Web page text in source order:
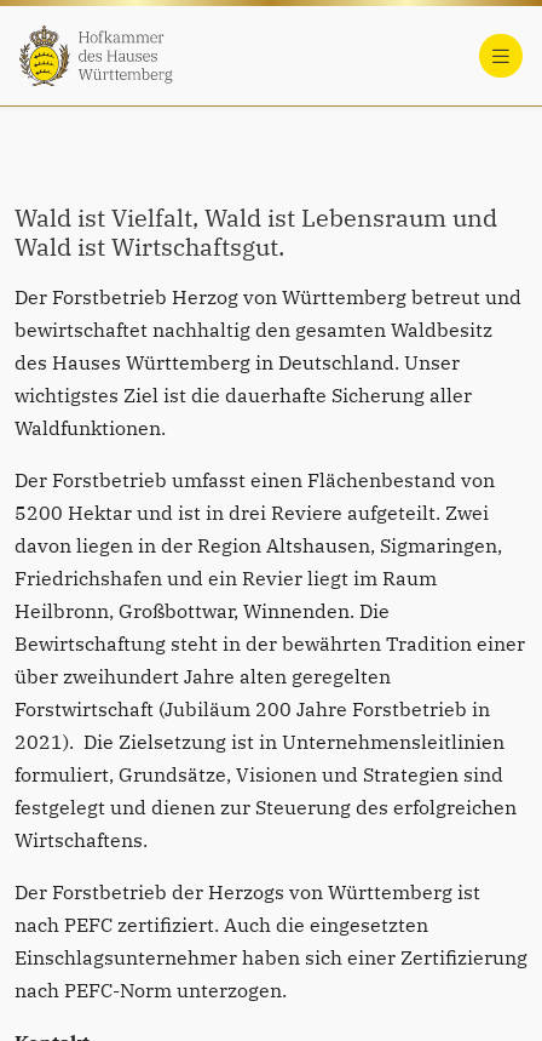
Forstbetrieb Herzog von
Wald ist Vielfalt, Wald ist Lebensraum und
Wald ist Wirtschaftsgut.
Der Forstbetrieb Herzog von Württemberg betreut und
bewirtschaftet nachhaltig den gesamten Waldbesitz
des Hauses Württemberg in Deutschland. Unser
wichtigstes Ziel ist die dauerhafte Sicherung aller
Waldfunktionen.
Der Forstbetrieb umfasst einen Flächenbestand von
5200 Hektar und ist in drei Reviere aufgeteilt. Zwei
davon liegen in der Region Altshausen, Sigmaringen,
Friedrichshafen und ein Revier liegt im Raum
Heilbronn, Großbottwar, Winnenden. Die
Bewirtschaftung steht in der bewährten Tradition einer
über zweihundert Jahre alten geregelten
Forstwirtschaft (Jubiläum 200 Jahre Forstbetrieb in
2021). Die Zielsetzung ist in Unternehmensleitlinien
formuliert, Grundsätze, Visionen und Strategien sind
festgelegt und dienen zur Steuerung des erfolgreichen
Wirtschaftens.
Der Forstbetrieb der Herzogs von Württemberg ist
nach PEFC zertifiziert. Auch die eingesetzten
Einschlagsunternehmer haben sich einer Zertifizierung
nach PEFC-Norm unterzogen.